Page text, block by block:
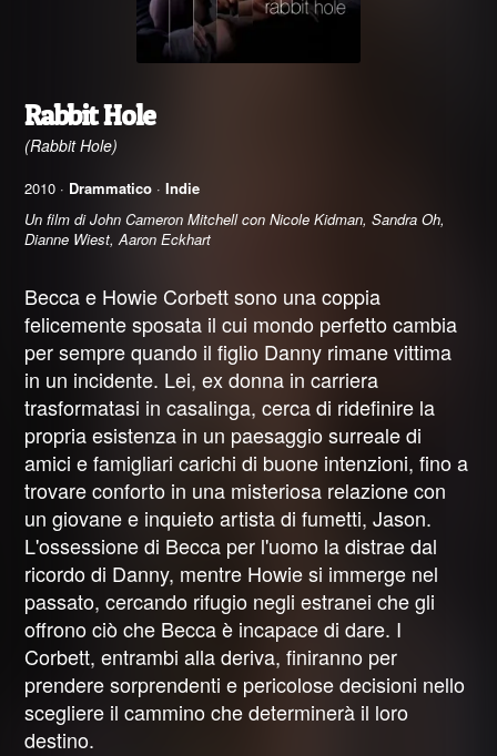
Rabbit Hole
(Rabbit Hole)
2010 · Drammatico ·Indie
Un film di John Cameron Mitchell con Nicole Kidman, Sandra Oh,
Dianne Wiest, Aaron Eckhart
Becca e Howie Corbett sono una coppia
felicemente sposata il cui mondo perfetto cambia
per sempre quando il figlio Danny rimane vittima
in un incidente. Lei, ex donna in carriera
trasformatasi in casalinga, cerca di ridefinire la
propria esistenza in un paesaggio surreale di
amici e famigliari carichi di buone intenzioni, fino a
trovare conforto in una misteriosa relazione con
un giovane e inquieto artista di fumetti, Jason.
L'ossessione di Becca per l'uomo la distrae dal
ricordo di Danny, mentre Howie si immerge nel
passato, cercando rifugio negli estranei che gli
offrono ciò che Becca è incapace di dare. I
Corbett, entrambi alla deriva, finiranno per
prendere sorprendenti e pericolose decisioni nello
scegliere il cammino che determinerà il loro
destino.